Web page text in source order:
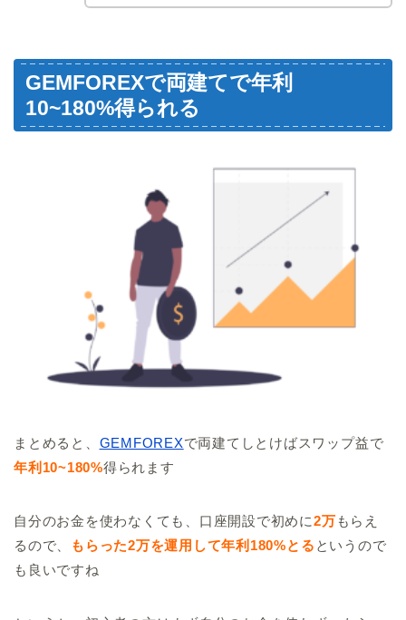
GEMFOREXで両建てで年利
10~180%得られる
まとめると、 GEMFOREXで両建てしとけばスワップ益で
年利10~180%得られます
自分のお金を使わなくても、口座開設で初めに2万 もらえ
るので、
もらった2万を運用して年利180%とる というので
も良いですね